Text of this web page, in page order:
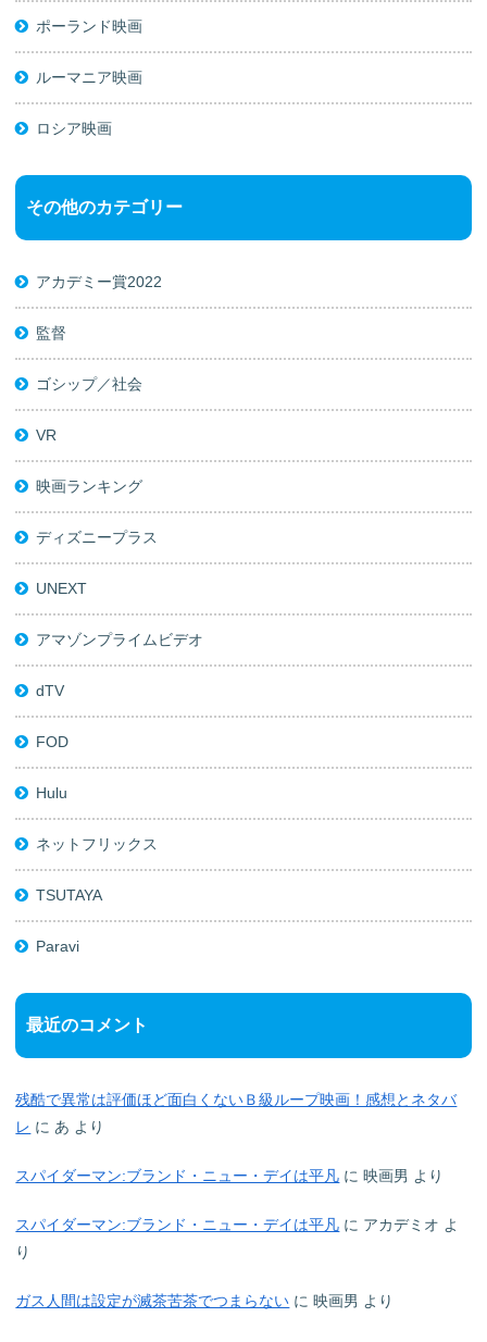
ポーランド映画
ルーマニア映画
ロシア映画
その他のカテゴリー
アカデミー賞2022
監督
ゴシップ／社会
VR
映画ランキング
ディズニープラス
UNEXT
アマゾンプライムビデオ
dTV
FOD
Hulu
ネットフリックス
TSUTAYA
Paravi
最近のコメント
残酷で異常は評価ほど面白くないＢ級ループ映画！感想とネタバ
レ にあ より
スパイダーマン:ブランド・ニュー・デイは平凡 に映画男 より
スパイダーマン:ブランド・ニュー・デイは平凡 に アカデミオ よ
り
ガス人間は設定が滅茶苦茶でつまらない に映画男 より